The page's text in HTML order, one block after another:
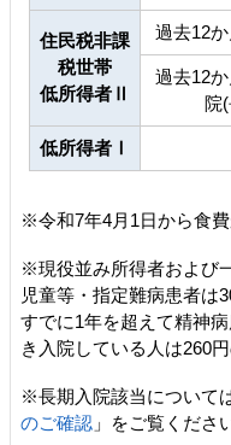
住民税非課
税世帯
低所得者Ⅱ
過去12
過去12
院
低所得者Ⅰ
※令和7年4月1日から食費
※現役並み所得者および
児童等・指定難病患者は
すでに1年を超えて精神
き入院している人は260
※長期入院該当について
のご確認 」をご覧くださ